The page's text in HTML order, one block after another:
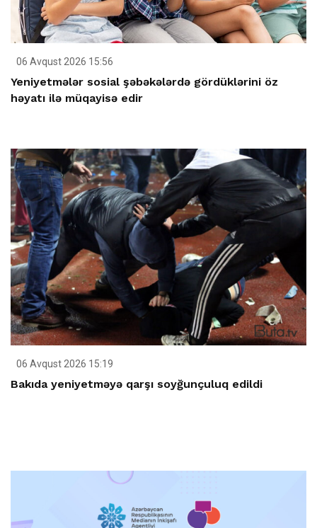
06 Avqust 2026 15:56
Yeniyetmələr sosial şəbəkələrdə gördüklərini öz
həyatı ilə müqayisə edir
06 Avqust 2026 15:19
Bakıda yeniyetməyə qarşı soyğunçuluq edildi